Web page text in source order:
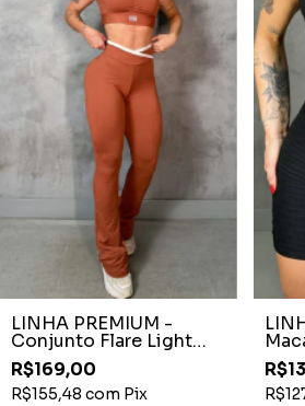
LINHA PREMIUM -
Conjunto Flare Light
Cocoa Recortes Off
White
R$169,00
R$155,48 com Pix